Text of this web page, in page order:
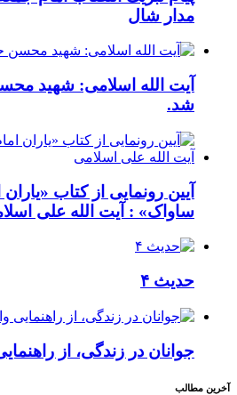
مدار شال
آیت الله اسلامی: شهید
شد.
آیین رونمایی از کتاب
ساواک» : آیت الله علی
حدیث ۴
جوانان در زندگی، از
آخرین مطالب